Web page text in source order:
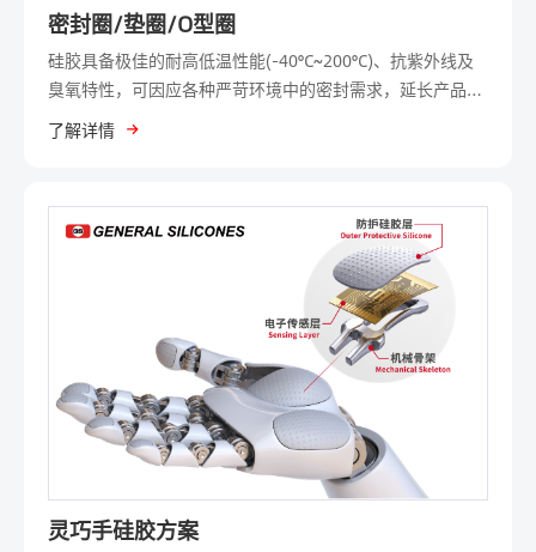
密封圈/垫圈/O型圈
硅胶具备极佳的耐高低温性能(-40°C~200°C)、抗紫外线及
臭氧特性，可因应各种严苛环境中的密封需求，延长产品使
用寿命。此外，硅胶的弹性和柔韧性，使它们能适合不同形
状和尺寸的缝隙，在多种不规则表面上形成紧密的密封，同
用所生产的客製化密封胶条产品，适用于电子、工业等领
域。
了解详情
灵巧手硅胶方案